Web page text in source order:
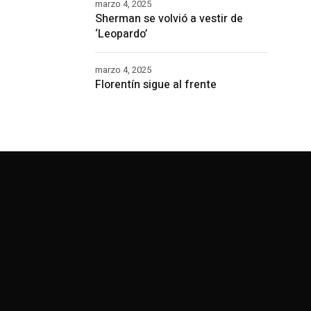
Sherman se volvió a vestir de
‘Leopardo’
marzo 4, 2025
Florentín sigue al frente
marzo 4, 2025